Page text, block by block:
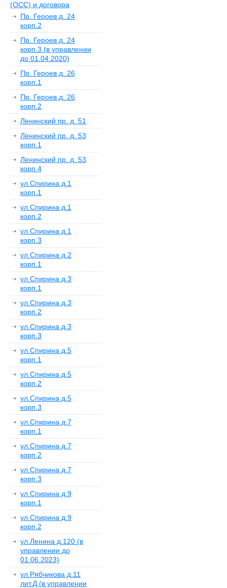
(ОСС) и договора
Пр. Героев д. 24
корп.2
Пр. Героев д. 24
корп.3 (в управлении
до 01.04.2020)
Пр. Героев д. 26
корп.1
Пр. Героев д. 26
корп.2
Ленинский пр. д. 51
Ленинский пр. д. 53
корп.1
Ленинский пр. д. 53
корп.4
ул.Спирина д.1
корп.1
ул.Спирина д.1
корп.2
ул.Спирина д.1
корп.3
ул.Спирина д.2
корп.1
ул.Спирина д.3
корп.1
ул.Спирина д.3
корп.2
ул.Спирина д.3
корп.3
ул.Спирина д.5
корп.1
ул.Спирина д.5
корп.2
ул.Спирина д.5
корп.3
ул.Спирина д.7
корп.1
ул.Спирина д.7
корп.2
ул.Спирина д.7
корп.3
ул.Спирина д.9
корп.1
ул.Спирина д.9
корп.2
ул.Ленина д.120 (в
управлении до
01.06.2023)
ул.Рябчикова д.11
лит.Д (в управлении